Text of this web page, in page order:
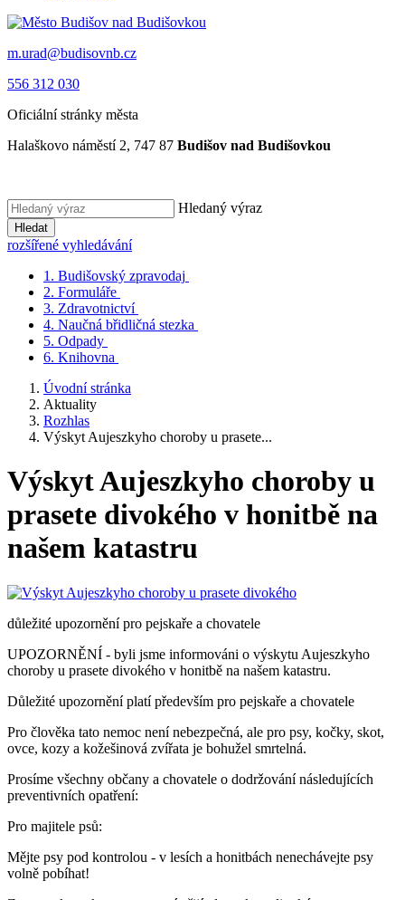
m.urad@budisovnb.cz
556 312 030
Oficiální stránky města
Halaškovo náměstí 2, 747 87 Budišov nad Budišovkou
Hledaný výraz
Hledat
rozšířené vyhledávání
1. Budišovský zpravodaj
2. Formuláře
3. Zdravotnictví
4. Naučná břidličná stezka
5. Odpady
6. Knihovna
Úvodní stránka
Aktuality
Rozhlas
Výskyt Aujeszkyho choroby u prasete...
Výskyt Aujeszkyho choroby u
prasete divokého v honitbě na
našem katastru
důležité upozornění pro pejskaře a chovatele
UPOZORNĚNÍ - byli jsme informováni o výskytu Aujeszkyho
choroby u prasete divokého v honitbě na našem katastru.
Důležité upozornění platí především pro pejskaře a chovatele
Pro člověka tato nemoc není nebezpečná, ale pro psy, kočky, skot,
ovce, kozy a kožešinová zvířata je bohužel smrtelná.
Prosíme všechny občany a chovatele o dodržování následujících
preventivních opatření:
Pro majitele psů:
Mějte psy pod kontrolou - v lesích a honitbách nenechávejte psy
volně pobíhat!